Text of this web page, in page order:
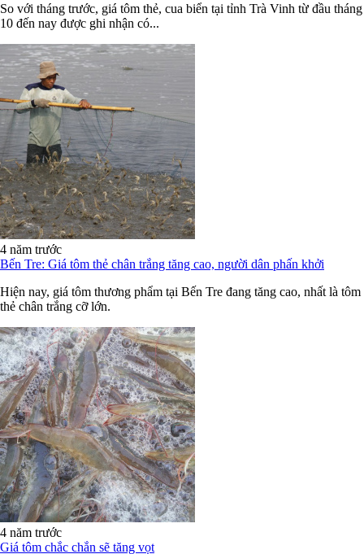
So với tháng trước, giá tôm thẻ, cua biển tại tỉnh Trà Vinh từ đầu tháng
10 đến nay được ghi nhận có...
4 năm trước
Bến Tre: Giá tôm thẻ chân trắng tăng cao, người dân phấn khởi
Hiện nay, giá tôm thương phẩm tại Bến Tre đang tăng cao, nhất là tôm
thẻ chân trắng cỡ lớn.
4 năm trước
Giá tôm chắc chắn sẽ tăng vọt